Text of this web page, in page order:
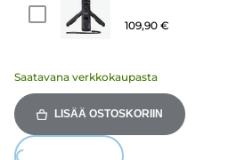
109,90 €
Saatavana verkkokaupasta
LISÄÄ OSTOSKORIIN
Loading...